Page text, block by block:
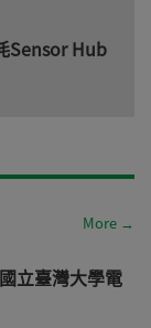
Sensor Hub
More →
立臺灣大學電